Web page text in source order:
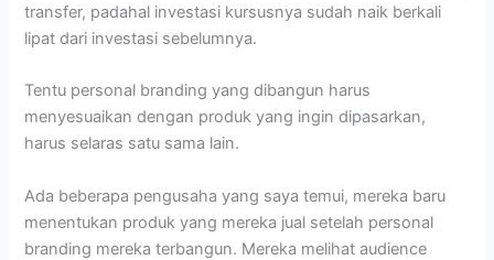
transfer, padahal investasi kursusnya sudah naik berkali
lipat dari investasi sebelumnya.
Tentu personal branding yang dibangun harus
menyesuaikan dengan produk yang ingin dipasarkan,
harus selaras satu sama lain.
Ada beberapa pengusaha yang saya temui, mereka baru
menentukan produk yang mereka jual setelah personal
branding mereka terbangun. Mereka melihat audience